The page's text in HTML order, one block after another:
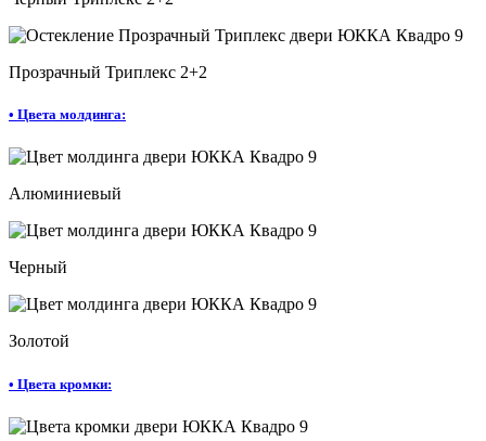
Прозрачный Триплекс 2+2
• Цвета молдинга:
Алюминиевый
Черный
Золотой
• Цвета кромки: